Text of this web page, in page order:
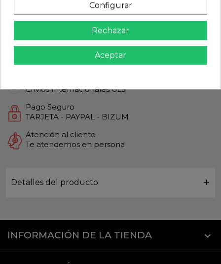
Calidad Garantizada
Productos de Máxima calidad
Envios Internacionales GLS
Pago Seguro
TARJETA - PAYPAL - BIZUM
Atención al cliente
Te atendemos en persona
Detalles del producto
INFORMACIÓN DE LA TIENDA keyboard_arrow_down
Configurar
Rechazar
Aceptar